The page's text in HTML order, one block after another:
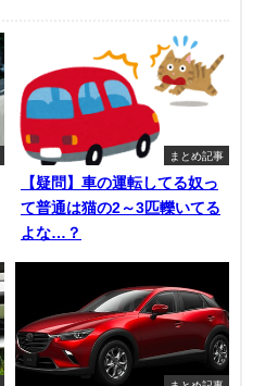
まとめ記事
【疑問】車の運転してる奴っ
て普通は猫の2～3匹轢いてる
よな…？